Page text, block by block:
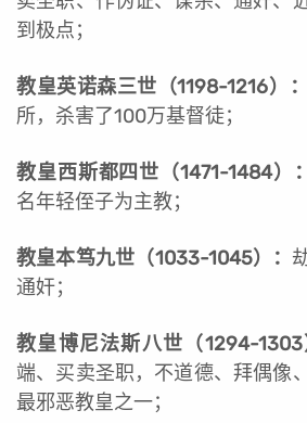
到极点；
教皇英诺森三世（1198-1216）
所，杀害了100万基督徒；
教皇西斯都四世（1471-1484）：
名年轻侄子为主教；
教皇本笃九世（1033-1045）：
通奸；
教皇博尼法斯八世（1294-1303
端、买卖圣职，不道德、拜偶像
最邪恶教皇之一；